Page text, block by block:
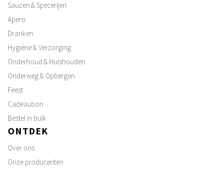
Sauzen & Specerijen
Apero
Dranken
Hygiëne & Verzorging
Onderhoud & Huishouden
Onderweg & Opbergen
Feest
Cadeaubon
Bestel in bulk
ONTDEK
Over ons
Onze producenten